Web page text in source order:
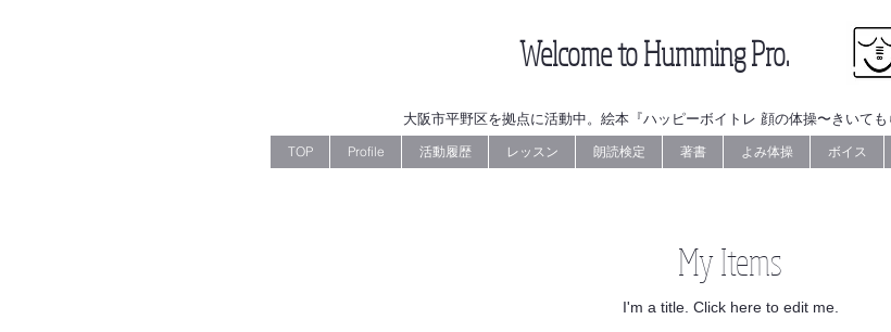
Welcome to Humming Pro.
大阪市平野区を拠点に活動中。絵本『ハッピーボイトレ 顔の体操〜きいても
TOP
Profile 活動履歴 レッスン 朗読検定 著書 よみ体操 ボイス
My Items
I'm a title. ​Click here to edit me.